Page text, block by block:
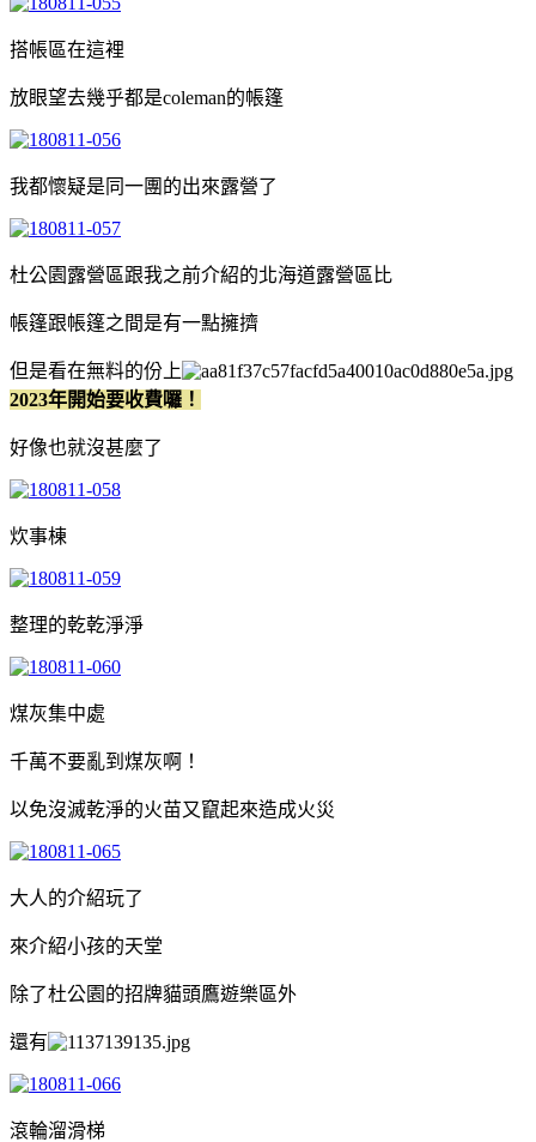
搭帳區在這裡
放眼望去幾乎都是coleman的帳篷
我都懷疑是同一團的出來露營了
杜公園露營區跟我之前介紹的北海道露營區比
帳篷跟帳篷之間是有一點擁擠
但是看在無料的份上
2023年開始要收費囉！
好像也就沒甚麼了
炊事棟
整理的乾乾淨淨
煤灰集中處
千萬不要亂到煤灰啊！
以免沒滅乾淨的火苗又竄起來造成火災
大人的介紹玩了
來介紹小孩的天堂
除了杜公園的招牌貓頭鷹遊樂區外
還有
滾輪溜滑梯